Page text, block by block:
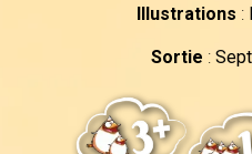
Illustrations :
Sortie :